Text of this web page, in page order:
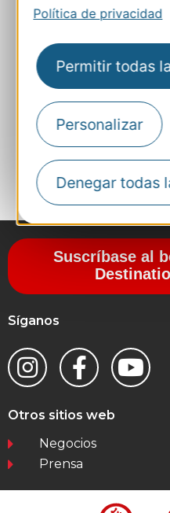
Política de privacidad
Permitir todas
Personalizar
Denegar todas
Facebook
Suscríbase al
Síganos
Otros sitios web
Negocios
Prensa